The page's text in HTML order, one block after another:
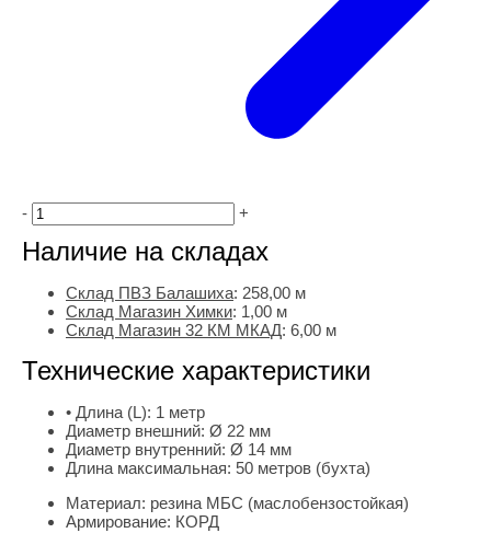
- +
Наличие на складах
Склад ПВЗ Балашиха: 258,00 м
Склад Магазин Химки: 1,00 м
Склад Магазин 32 КМ МКАД: 6,00 м
Технические характеристики
• Длина (L): 1 метр
Диаметр внешний: Ø 22 мм
Диаметр внутренний: Ø 14 мм
Длина максимальная: 50 метров (бухта)
Материал: резина МБС (маслобензостойкая)
Армирование: КОРД